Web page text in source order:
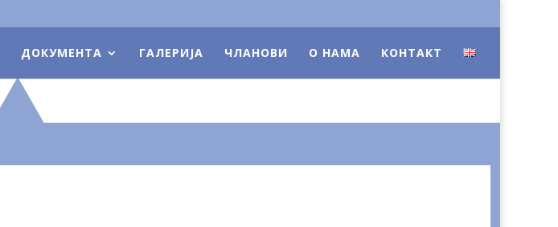
ДОКУМЕНТА ГАЛЕРИЈА ЧЛАНОВИ О НАМА КОНТАКТ